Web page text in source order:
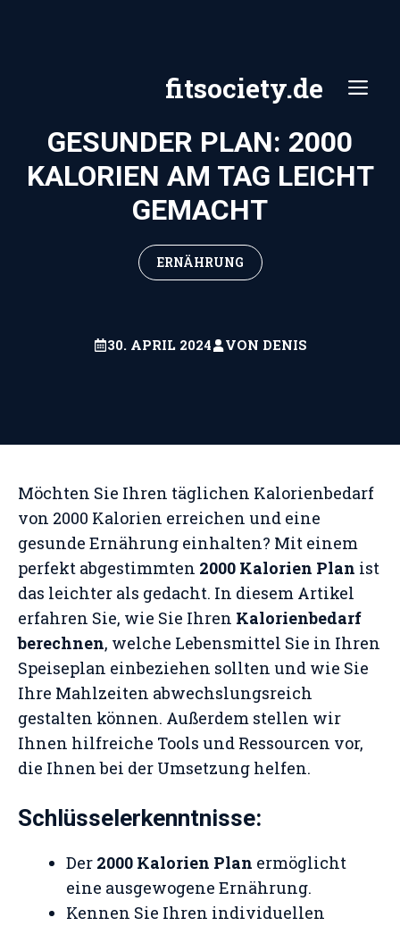
fitsociety.de
GESUNDER PLAN: 2000
KALORIEN AM TAG LEICHT
GEMACHT
ERNÄHRUNG
30. APRIL 2024 VON DENIS
Möchten Sie Ihren täglichen Kalorienbedarf
von 2000 Kalorien erreichen und eine
gesunde Ernährung einhalten? Mit einem
perfekt abgestimmten 2000 Kalorien Plan ist
das leichter als gedacht. In diesem Artikel
erfahren Sie, wie Sie Ihren Kalorienbedarf
berechnen, welche Lebensmittel Sie in Ihren
Speiseplan einbeziehen sollten und wie Sie
Ihre Mahlzeiten abwechslungsreich
gestalten können. Außerdem stellen wir
Ihnen hilfreiche Tools und Ressourcen vor,
die Ihnen bei der Umsetzung helfen.
Schlüsselerkenntnisse:
Der 2000 Kalorien Plan ermöglicht
eine ausgewogene Ernährung.
Kennen Sie Ihren individuellen